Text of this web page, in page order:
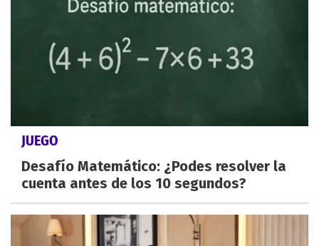
JUEGO
Desafío Matemático: ¿Podes resolver la
cuenta antes de los 10 segundos?